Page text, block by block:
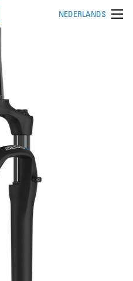
NEDERLANDS